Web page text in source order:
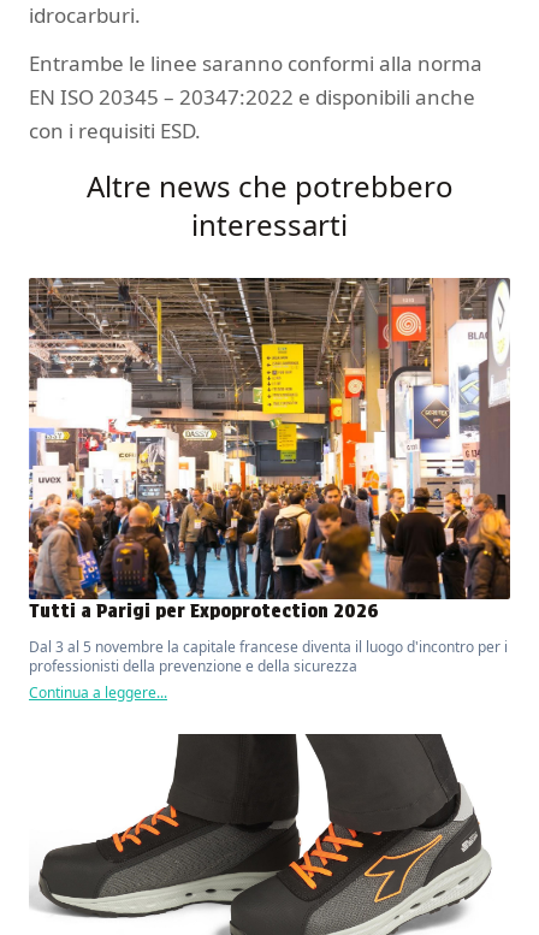
idrocarburi.
Entrambe le linee saranno conformi alla norma
EN ISO 20345 – 20347:2022 e disponibili anche
con i requisiti ESD.
Altre news che potrebbero
interessarti
Tutti a Parigi per Expoprotection 2026
Dal 3 al 5 novembre la capitale francese diventa il luogo d'incontro per i
professionisti della prevenzione e della sicurezza
Continua a leggere...